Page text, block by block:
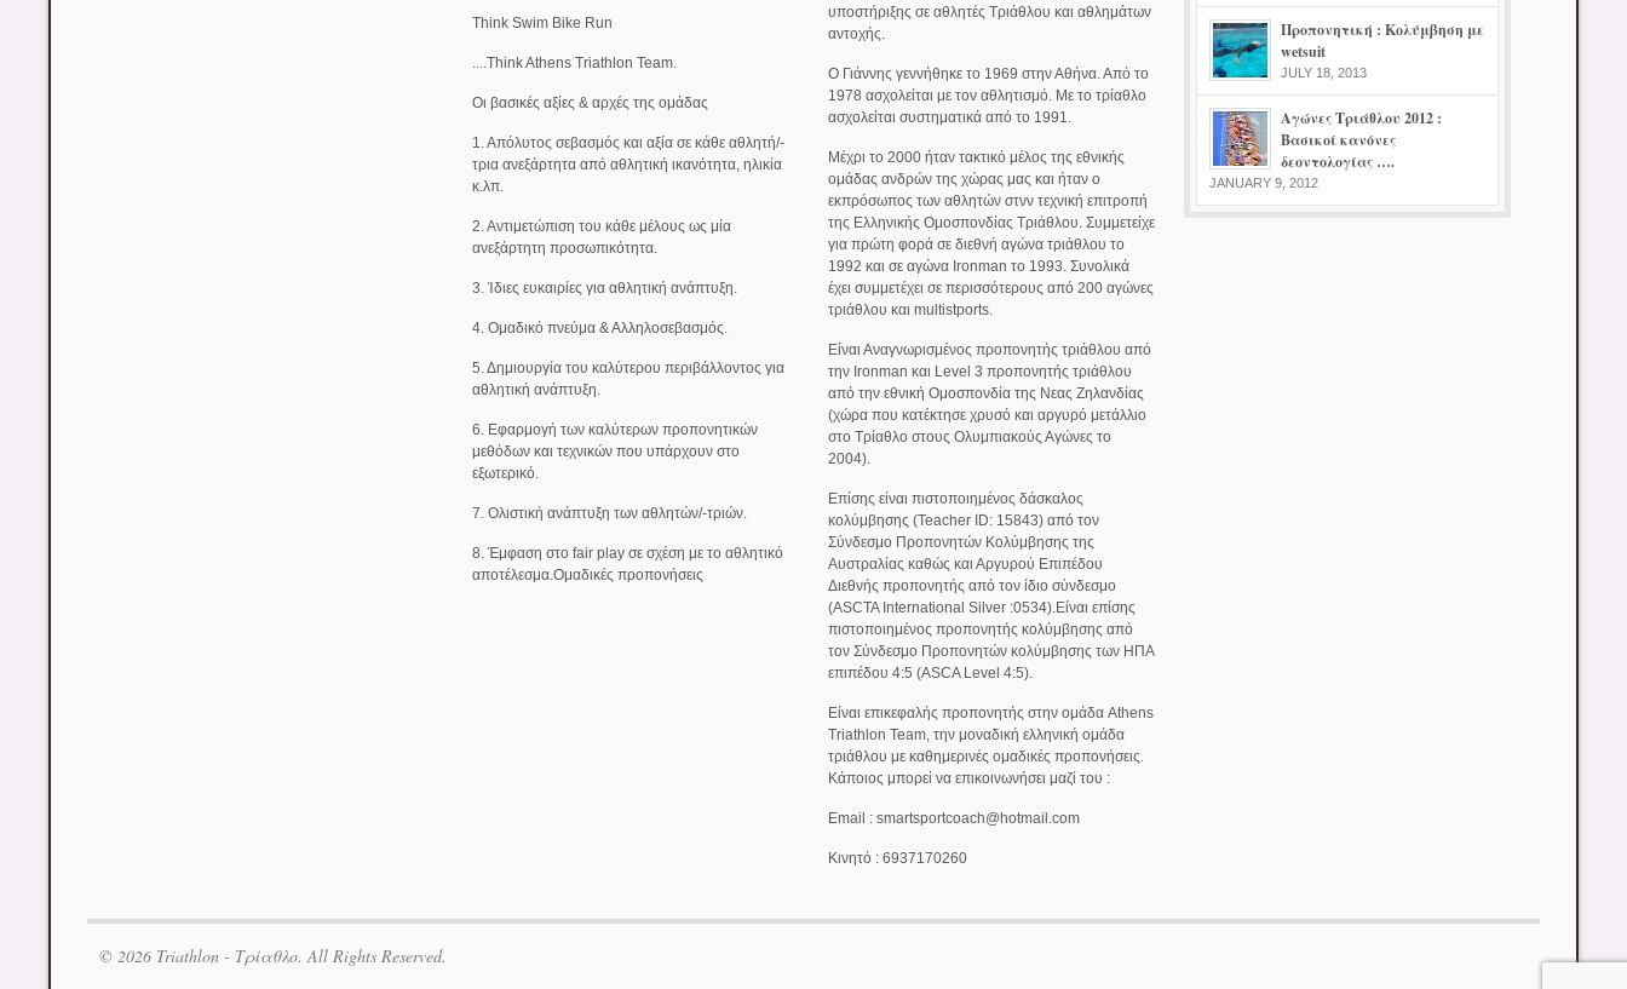
Think Swim Bike Run
....Think Athens Triathlon Team.
Οι βασικές αξίες & αρχές της ομάδας
1. Απόλυτος σεβασμός και αξία σε κάθε αθλητή/-
τρια ανεξάρτητα από αθλητική ικανότητα, ηλικία
κ.λπ.
2. Αντιμετώπιση του κάθε μέλους ως μία
ανεξάρτητη προσωπικότητα.
3. Ίδιες ευκαιρίες για αθλητική ανάπτυξη.
4. Ομαδικό πνεύμα & Αλληλοσεβασμός.
5. Δημιουργία του καλύτερου περιβάλλοντος για
αθλητική ανάπτυξη.
6. Εφαρμογή των καλύτερων προπονητικών
μεθόδων και τεχνικών που υπάρχουν στο
εξωτερικό.
7. Ολιστική ανάπτυξη των αθλητών/-τριών.
8. Έμφαση στο fair play σε σχέση με το αθλητικό
αποτέλεσμα.Ομαδικές προπονήσεις
υποστήριξης σε αθλητές Τριάθλου και αθλημάτων
αντοχής.
O Γιάννης γεννήθηκε το 1969 στην Αθήνα. Από το
1978 ασχολείται με τον αθλητισμό. Με το τρίαθλο
ασχολείται συστηματικά από το 1991.
Μέχρι το 2000 ήταν τακτικό μέλος της εθνικής
ομάδας ανδρών της χώρας μας και ήταν ο
εκπρόσωπος των αθλητών στνν τεχνική επιτροπή
της Ελληνικής Ομοσπονδίας Τριάθλου. Συμμετείχε
για πρώτη φορά σε διεθνή αγώνα τριάθλου το
1992 και σε αγώνα Ironman το 1993. Συνολικά
έχει συμμετέχει σε περισσότερους από 200 αγώνες
τριάθλου και multistports.
Είναι Αναγνωρισμένος προπονητής τριάθλου από
την Ironman και Level 3 προπονητής τριάθλου
από την εθνική Ομοσπονδία της Νεας Ζηλανδίας
(χώρα που κατέκτησε χρυσό και αργυρό μετάλλιο
στο Τρίαθλο στους Ολυμπιακούς Αγώνες το
2004).
Επίσης είναι πιστοποιημένος δάσκαλος
κολύμβησης (Teacher ID: 15843) από τον
Σύνδεσμο Προπονητών Κολύμβησης της
Αυστραλίας καθώς και Αργυρού Επιπέδου
Διεθνής προπονητής από τον ίδιο σύνδεσμο
(ASCTA International Silver :0534).Είναι επίσης
πιστοποιημένος προπονητής κολύμβησης από
τον Σύνδεσμο Προπονητών κολύμβησης των ΗΠΑ
επιπέδου 4:5 (ASCA Level 4:5).
Είναι επικεφαλής προπονητής στην ομάδα Athens
Triathlon Team, την μοναδική ελληνική ομάδα
τριάθλου με καθημερινές ομαδικές προπονήσεις.
Κάποιος μπορεί να επικοινωνήσει μαζί του :
Email : smartsportcoach@hotmail.com
Κινητό : 6937170260
Προπονητική : Κολύμβηση με
wetsuit
JULY 18, 2013
Αγώνες Τριάθλου 2012 :
Βασικοί κανόνες
δεοντολογίας ….
JANUARY 9, 2012
© 2026 Triathlon - Τρίαθλο. All Rights Reserved.